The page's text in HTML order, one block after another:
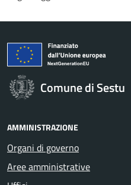
Comune di Sestu
AMMINISTRAZIONE
Organi di governo
Aree amministrative